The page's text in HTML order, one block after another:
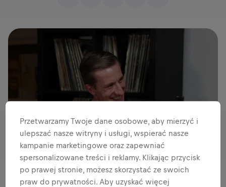
Przetwarzamy Twoje dane osobowe, aby mierzyć i
ulepszać nasze witryny i usługi, wspierać nasze
kampanie marketingowe oraz zapewniać
spersonalizowane treści i reklamy. Klikając przycisk
po prawej stronie, możesz skorzystać ze swoich
praw do prywatności. Aby uzyskać więcej